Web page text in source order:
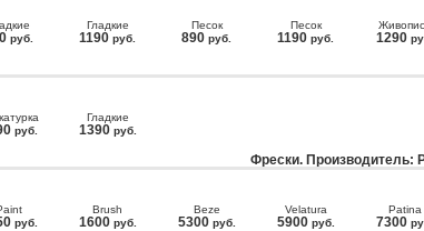
руб.
Гладкие
1190 руб.
Песок
890 руб.
Песок
1190 руб. 1290
руб.
Гладкие
1390 руб.
Фрески. Производитель:
руб.
Brush
1600 руб.
Beze
5300 руб.
Velatura
5900 руб.
Patina
7300